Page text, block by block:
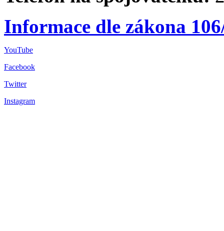
Informace dle zákona
YouTube
Facebook
Twitter
Instagram